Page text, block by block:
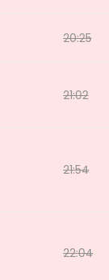
20:25
21:02
21:54
22:04